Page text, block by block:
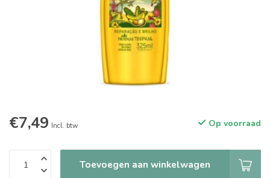
€7,49 Incl. btw Op voorraad
Toevoegen aan winkelwagen